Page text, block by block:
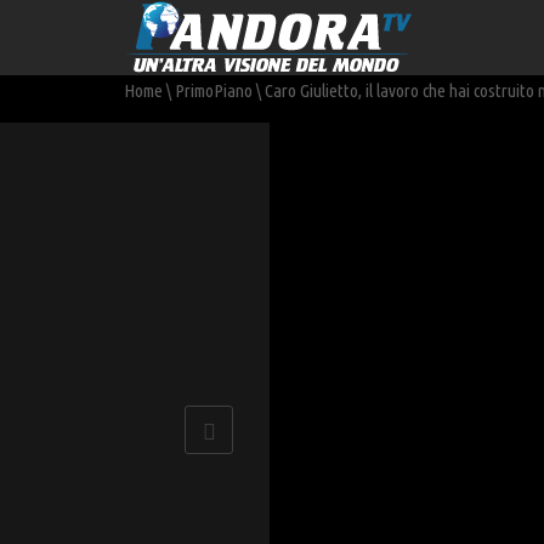
Home \ PrimoPiano \ Caro Giulietto, il lavoro che hai costruito